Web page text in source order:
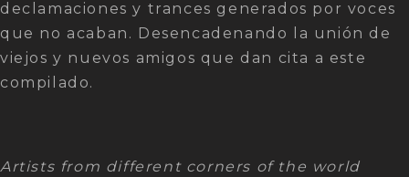
14 Aoraqui_-_aikido 06:58
15 Baradit_-_vintage_homenaje_a_victor_jara 03:35
declamaciones y trances generados por voces
que no acaban. Desencadenando la unión de
viejos y nuevos amigos que dan cita a este
compilado.
Artists from different corners of the world